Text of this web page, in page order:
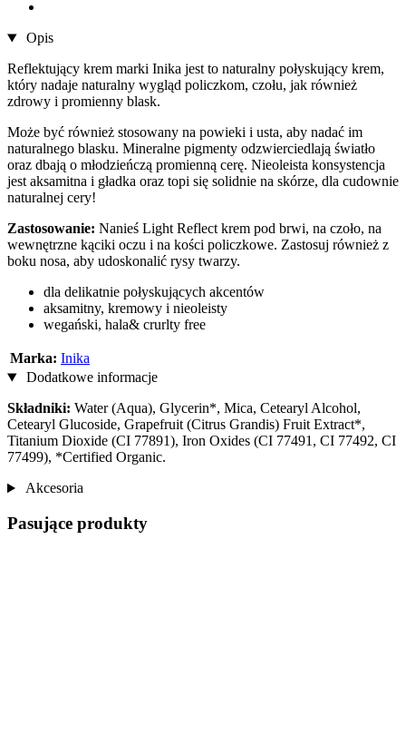
Opis
Reflektujący krem marki Inika jest to naturalny połyskujący krem,
który nadaje naturalny wygląd policzkom, czołu, jak również
zdrowy i promienny blask.
Może być również stosowany na powieki i usta, aby nadać im
naturalnego blasku. Mineralne pigmenty odzwierciedlają światło
oraz dbają o młodzieńczą promienną cerę. Nieoleista konsystencja
jest aksamitna i gładka oraz topi się solidnie na skórze, dla cudownie
naturalnej cery!
Zastosowanie: Nanieś Light Reflect krem pod brwi, na czoło, na
wewnętrzne kąciki oczu i na kości policzkowe. Zastosuj również z
boku nosa, aby udoskonalić rysy twarzy.
dla delikatnie połyskujących akcentów
aksamitny, kremowy i nieoleisty
wegański, hala& crurlty free
Marka: Inika
Dodatkowe informacje
Składniki: Water (Aqua), Glycerin*, Mica, Cetearyl Alcohol,
Cetearyl Glucoside, Grapefruit (Citrus Grandis) Fruit Extract*,
Titanium Dioxide (CI 77891), Iron Oxides (CI 77491, CI 77492, CI
77499), *Certified Organic.
Akcesoria
Pasujące produkty